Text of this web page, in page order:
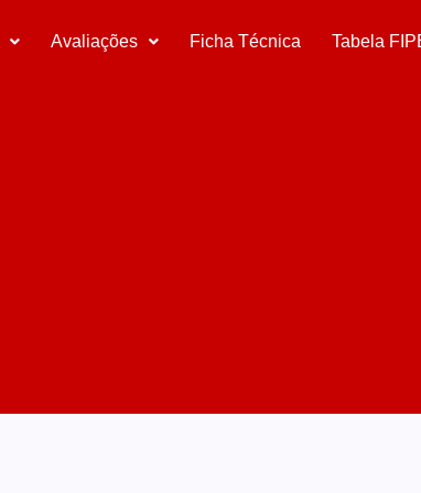
Avaliações Ficha Técnica Tabela